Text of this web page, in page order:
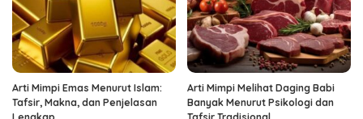
Arti Mimpi Emas Menurut Islam:
Tafsir, Makna, dan Penjelasan
Arti Mimpi Melihat Daging Babi
Banyak Menurut Psikologi dan